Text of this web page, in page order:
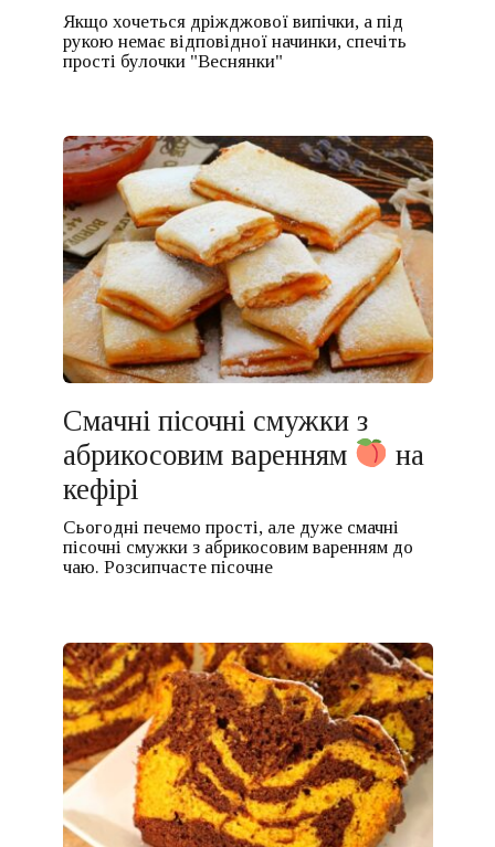
Якщо хочеться дріжджової випічки, а під
рукою немає відповідної начинки, спечіть
прості булочки "Веснянки"
Смачні пісочні смужки з
абрикосовим варенням
на
кефірі
Сьогодні печемо прості, але дуже смачні
пісочні смужки з абрикосовим варенням до
чаю. Розсипчасте пісочне